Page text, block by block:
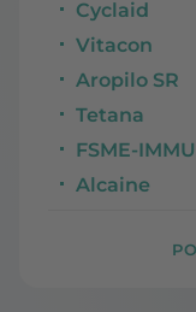
Cyclaid
Vitacon
Aropilo SR
Tetana
FSME-
Alcaine